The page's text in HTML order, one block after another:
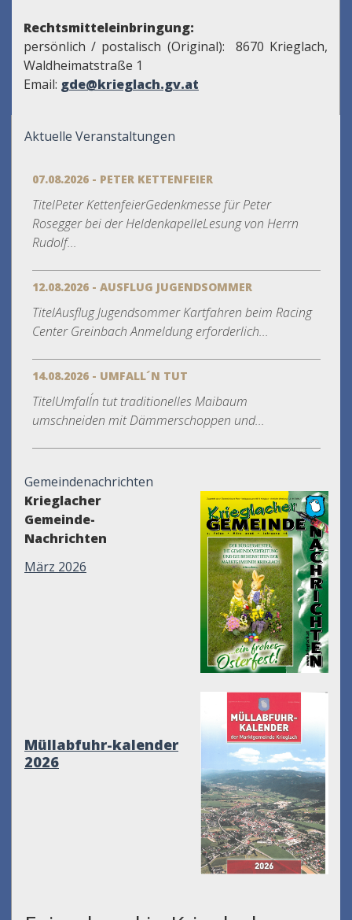
Rechtsmitteleinbringung:
persönlich / postalisch (Original): 8670 Krieglach,
Waldheimatstraße 1
Email: gde@krieglach.gv.at
Aktuelle Veranstaltungen
07.08.2026 - PETER KETTENFEIER
TitelPeter KettenfeierGedenkmesse für Peter
Rosegger bei der HeldenkapelleLesung von Herrn
Rudolf...
12.08.2026 - AUSFLUG JUGENDSOMMER
TitelAusflug Jugendsommer Kartfahren beim Racing
Center Greinbach Anmeldung erforderlich...
14.08.2026 - UMFALL´N TUT
TitelUmfall´n tut traditionelles Maibaum
umschneiden mit Dämmerschoppen und...
Gemeindenachrichten
Krieglacher
Gemeinde-
Nachrichten
März 2026
Müllabfuhr-kalender
2026